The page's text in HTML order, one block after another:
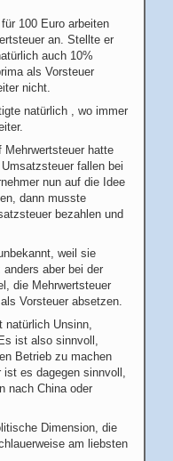
100 Euro arbeiten
an. Stellte er
auch 10%
als Vorsteuer
nicht.
natürlich , wo immer
Mehrwertsteuer hatte
fallen bei
nun auf die Idee
dann musste
bezahlen und
weil sie
aber bei der
die Mehrwertsteuer
Vorsteuer absetzen.
natürlich Unsinn,
ist also sinnvoll,
Betrieb zu machen
ist es dagegen sinnvoll,
nach China oder
Dimension, die
am liebsten